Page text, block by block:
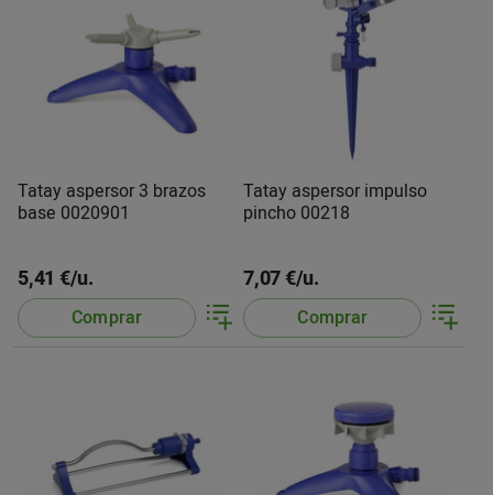
Tatay aspersor 3 brazos
base 0020901
5,41 €/u.
Comprar
Tatay aspersor impulso
pincho 00218
7,07 €/u.
Comprar